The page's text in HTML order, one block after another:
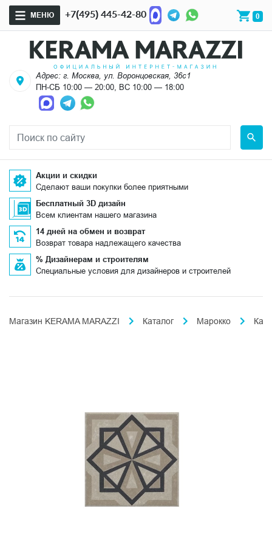
МЕНЮ +7(495) 445-42-80 0
Адрес: г. Москва, ул. Воронцовская, 36с1
ПН-СБ 10:00 — 20:00, ВС 10:00 — 18:00
Акции и скидки
Сделают ваши покупки более приятными
Бесплатный 3D дизайн
Всем клиентам нашего магазина
14 дней на обмен и возврат
Возврат товара надлежащего качества
% Дизайнерам и строителям
Специальные условия для дизайнеров и строителей
Магазин KERAMA MARAZZI Каталог Марокко